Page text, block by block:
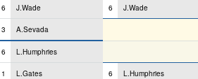
6 J.Wade 6 J.Wade
3 A.Sevada
6 L.Humphries
1 L.Gates 6 L.Humphries